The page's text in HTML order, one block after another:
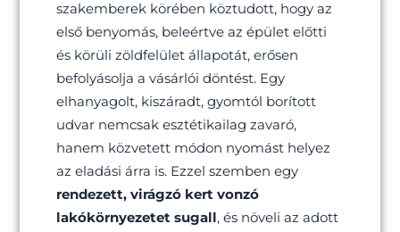
szakemberek körében köztudott, hogy az
első benyomás, beleértve az épület előtti
és körüli zöldfelület állapotát, erősen
befolyásolja a vásárlói döntést. Egy
elhanyagolt, kiszáradt, gyomtól borított
udvar nemcsak esztétikailag zavaró,
hanem közvetett módon nyomást helyez
az eladási árra is. Ezzel szemben egy
rendezett, virágzó kert vonzó
lakókörnyezetet sugall, és növeli az adott